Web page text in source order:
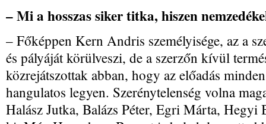
– Mi a hosszas siker titka, hiszen
– Főképpen Kern Andris személyisége, az a
és pályáját körülveszi, de a szerzőn kívül
közrejátszottak abban, hogy az előadás
hangulatos legyen. Szerénytelenség volna
Halász Jutka, Balázs Péter, Egri Márta, Hegyi